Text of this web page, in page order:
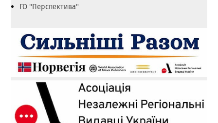
ГО "Перспектива"